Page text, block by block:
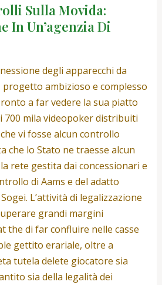
Sulla Movida:
In Un’agenzia Di
degli apparecchi da
ambizioso e complesso
a far vedere la sua piatto
700 mila videopoker distribuiti
vi fosse alcun controllo
che lo Stato ne traesse alcun
rete gestita dai concessionari e
di Aams e del adatto
L’attività di legalizzazione
grandi margini
the di far confluire nelle casse
gettito erariale, oltre a
tutela delete giocatore sia
sia della legalità dei